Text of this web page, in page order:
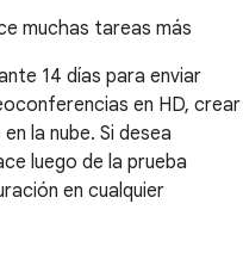
muchas tareas más
14 días para enviar
en HD, crear
la nube. Si desea
luego de la prueba
en cualquier